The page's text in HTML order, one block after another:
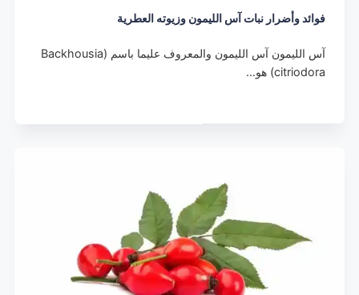
فوائد وأضرار نبات آس الليمون وزيوته العطرية
آس الليمون آس الليمون والمعروف عليما باسم (Backhousia
citriodora) هو…